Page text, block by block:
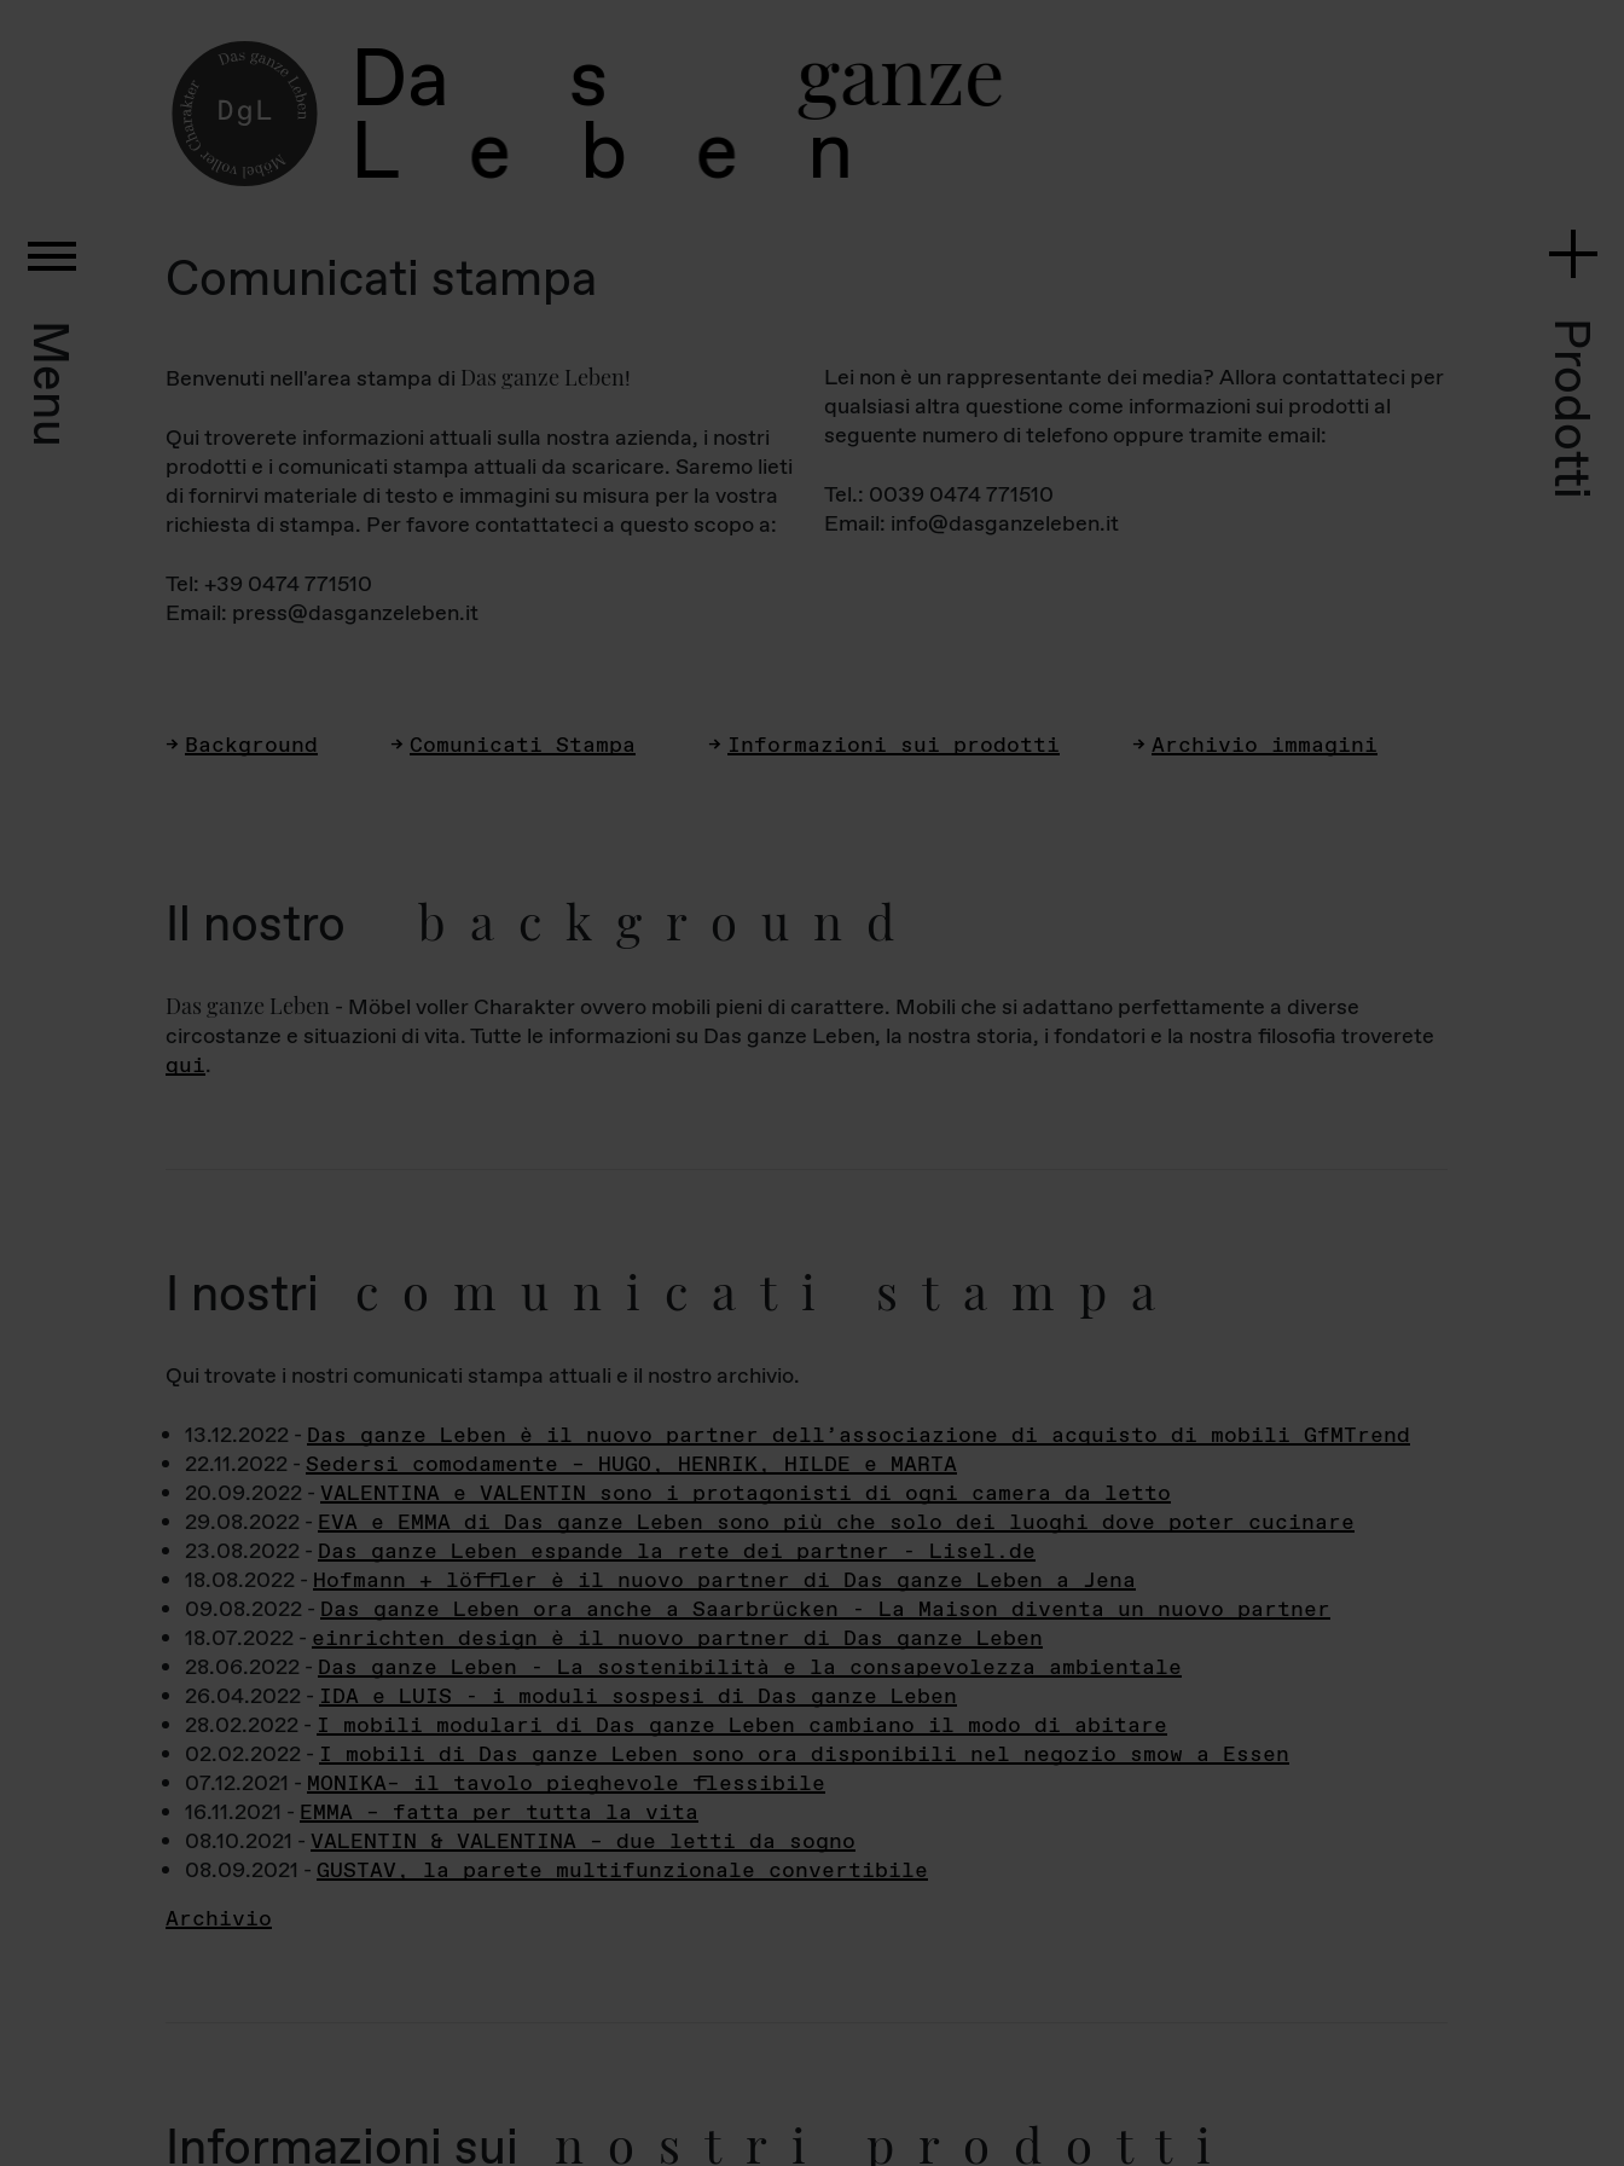
Da s ganz
L e b e n
Menu Prodotti
Comunicati stampa
Benvenuti nell'area stampa di Das ganze Leben!
Qui troverete informazioni attuali sulla nostra azienda, i nostri
prodotti e i comunicati stampa attuali da scaricare. Saremo lieti
di fornirvi materiale di testo e immagini su misura per la vostra
richiesta di stampa. Per favore contattateci a questo scopo a:
Tel: +39 0474 771510
Email: press@dasganzeleben.it
Lei non è un rappresentante dei media? Allora contattateci per
qualsiasi altra questione come informazioni sui prodotti al
seguente numero di telefono oppure tramite email:
Tel.: 0039 0474 771510
Email: info@dasganzeleben.it
Background Comunicati Stampa Informazioni sui prodotti Archivio immagini
Il nostro background
Das ganze Leben - Möbel voller Charakter ovvero mobili pieni di carattere. Mobili che si adattano perfettamente a diverse
circostanze e situazioni di vita. Tutte le informazioni su Das ganze Leben, la nostra storia, i fondatori e la nostra filosofia troverete
qui.
I nostri comunicati stampa
Qui trovate i nostri comunicati stampa attuali e il nostro archivio.
13.12.2022 - Das ganze Leben è il nuovo partner dell’associazione di acquisto di mobili GfMTrend
22.11.2022 - Sedersi comodamente – HUGO, HENRIK, HILDE e MARTA
20.09.2022 - VALENTINA e VALENTIN sono i protagonisti di ogni camera da letto
29.08.2022 - EVA e EMMA di Das ganze Leben sono più che solo dei luoghi dove poter cucinare
23.08.2022 - Das ganze Leben espande la rete dei partner - Lisel.de
18.08.2022 - Hofmann + löffler è il nuovo partner di Das ganze Leben a Jena
09.08.2022 - Das ganze Leben ora anche a Saarbrücken - La Maison diventa un nuovo partner
18.07.2022 - einrichten design è il nuovo partner di Das ganze Leben
28.06.2022 - Das ganze Leben - La sostenibilità e la consapevolezza ambientale
26.04.2022 - IDA e LUIS - i moduli sospesi di Das ganze Leben
28.02.2022 - I mobili modulari di Das ganze Leben cambiano il modo di abitare
02.02.2022 - I mobili di Das ganze Leben sono ora disponibili nel negozio smow a Essen
07.12.2021 - MONIKA– il tavolo pieghevole flessibile
16.11.2021 - EMMA – fatta per tutta la vita
08.10.2021 - VALENTIN & VALENTINA – due letti da sogno
08.09.2021 - GUSTAV, la parete multifunzionale convertibile
Archivio
Informazioni sui nostri prodotti